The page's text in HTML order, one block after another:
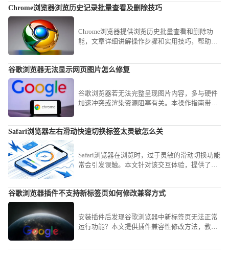
Chrome浏览器浏览历史记录批量查看及删除技巧
Chrome浏览器提供浏览历史批量查看和删除功
能，文章详细讲解操作步骤和实用技巧，帮助用
谷歌浏览器无法显示网页图片怎么修复
谷歌浏览器若无法完整呈现图片内容，多与硬件
加速冲突或渲染资源阻塞有关。本操作指南带您
Safari浏览器左右滑动快速切换标签太灵敏怎么关
Safari浏览器在浏览时，过于灵敏的滑动切换功能
常会引发误触。本文针对该交互体验，提供了详
浏览网页时的专注度与操作精准性。
谷歌浏览器插件不支持新标签页如何修改兼容方式
安装插件后发现谷歌浏览器中新标签页无法正常
运行功能？本文提供插件兼容性修改方法，教你